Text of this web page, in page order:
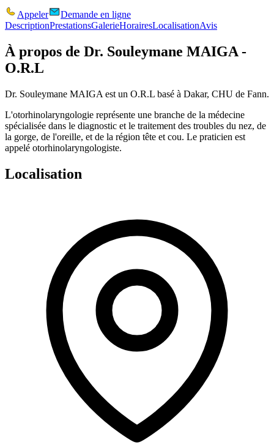
Appeler
Demande en ligne
DescriptionPrestationsGalerieHorairesLocalisationAvis
À propos de Dr. Souleymane MAIGA -
O.R.L
Dr. Souleymane MAIGA est un O.R.L basé à Dakar, CHU de Fann.
L'otorhinolaryngologie représente une branche de la médecine
spécialisée dans le diagnostic et le traitement des troubles du nez, de
la gorge, de l'oreille, et de la région tête et cou. Le praticien est
appelé otorhinolaryngologiste.
Localisation